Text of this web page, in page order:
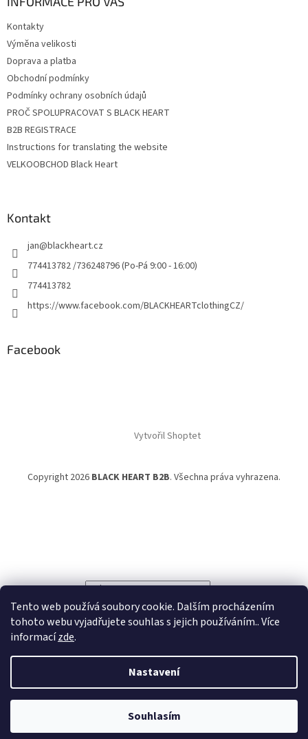
Tento web používá soubory cookie. Dalším procházením
tohoto webu vyjadřujete souhlas s jejich používáním.. Více
informacízde.
Nastavení
Souhlasím
Kontakty
Výměna velikosti
Doprava a platba
Obchodní podmínky
Podmínky ochrany osobních údajů
PROČ SPOLUPRACOVAT S BLACK HEART
B2B REGISTRACE
Instructions for translating the website
VELKOOBCHOD Black Heart
Kontakt
jan@blackheart.cz
774413782 /736248796 (Po-Pá 9:00 - 16:00)
774413782
https://www.facebook.com/BLACKHEARTclothingCZ/
Facebook
Vytvořil Shoptet
Copyright 2026 BLACK HEART B2B. Všechna práva vyhrazena.
Powered by Translate